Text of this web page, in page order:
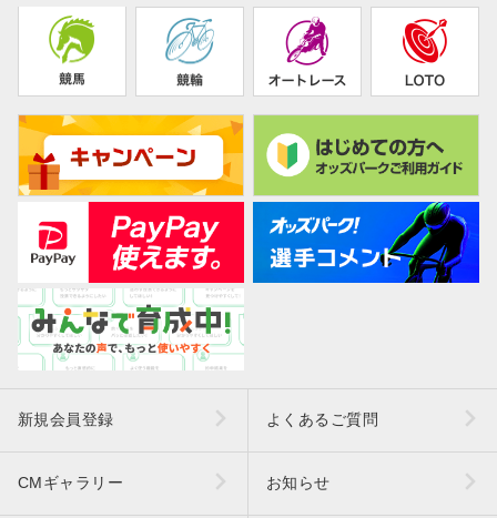
新規会員登録 よくあるご質問
CMギャラリー お知らせ